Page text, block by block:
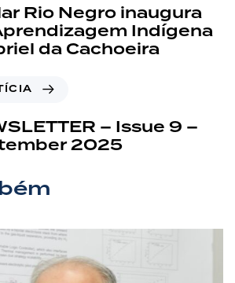
Rio Negro inaugura
Indígena
da Cachoeira
– Issue 9 –
2025